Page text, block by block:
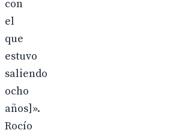
con
el
que
estuvo
saliendo
ocho
años]».
Rocío